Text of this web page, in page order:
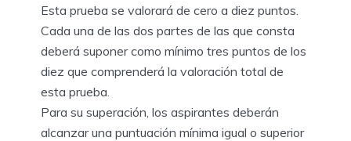
Esta prueba se valorará de cero a diez puntos.
Cada una de las dos partes de las que consta
deberá suponer como mínimo tres puntos de los
diez que comprenderá la valoración total de
esta prueba.
Para su superación, los aspirantes deberán
alcanzar una puntuación mínima igual o superior